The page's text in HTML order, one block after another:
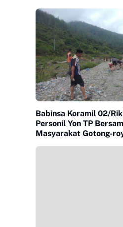
Babinsa Koramil 02/
Personil Yon TP
Masyarakat Gotong-